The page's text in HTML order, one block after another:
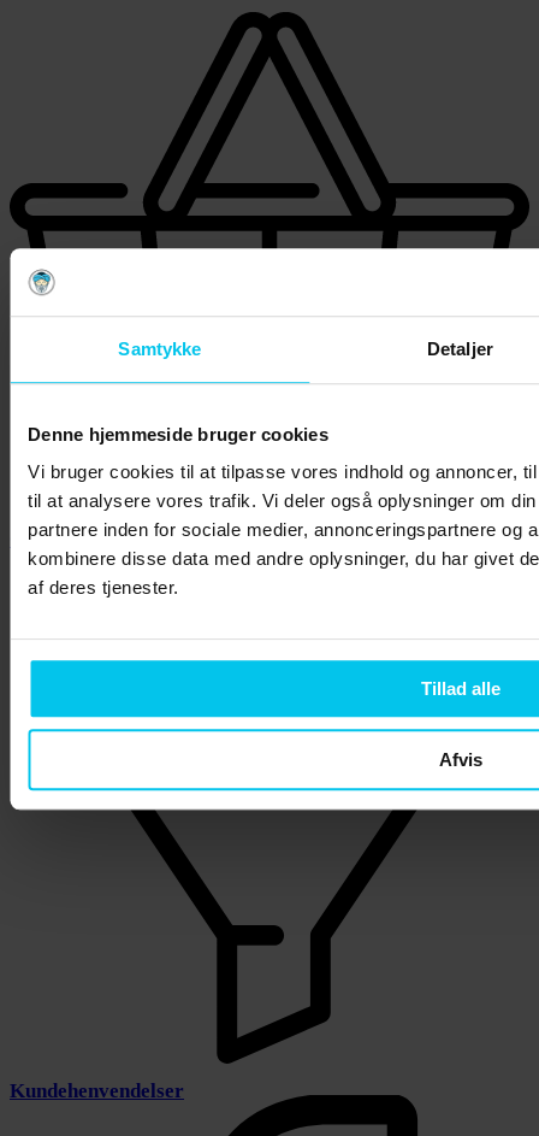
Samtykke Detaljer
Denne hjemmeside bruger cookies
Vi bruger cookies til at tilpasse vores indhold og annoncer,
til at analysere vores trafik. Vi deler også oplysninger om
partnere inden for sociale medier, annonceringspartnere og
kombinere disse data med andre oplysninger, du har givet
af deres tjenester.
Tillad alle
Afvis
Online salg
Kundehenvendelser